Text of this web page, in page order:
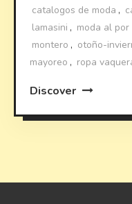
catalogos de moda ,
lamasini , moda al por
montero , otoño-
mayoreo , ropa
Discover